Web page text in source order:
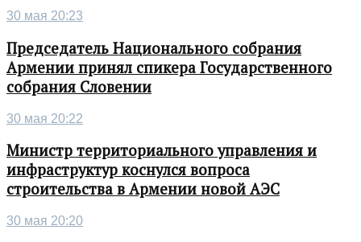
30 мая 20:23
Председатель Национального собрания
Армении принял спикера Государственного
собрания Словении
30 мая 20:22
Министр территориального управления и
инфраструктур коснулся вопроса
строительства в Армении новой АЭС
30 мая 20:20